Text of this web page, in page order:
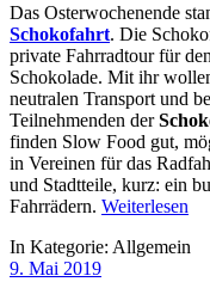
Das Osterwochenende
Schokofahrt. Die
private Fahrradtour für
Schokolade. Mit ihr
neutralen Transport und
Teilnehmenden der
finden Slow Food gut,
in Vereinen für das
und Stadtteile, kurz: ein
Fahrrädern. Weiterlesen
In Kategorie: Allgemein
9. Mai 2019